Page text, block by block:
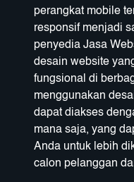
perangkat mobile
responsif menjadi
penyedia Jasa
desain website
fungsional di
menggunakan
dapat diakses
mana saja, yang
Anda untuk lebih
calon pelanggan